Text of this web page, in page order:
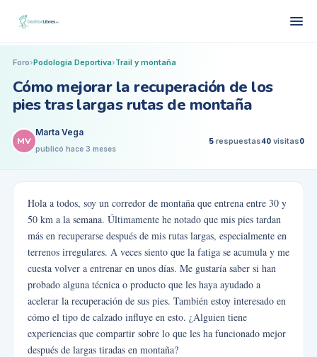
Foro›Podología Deportiva›Trail y montaña
Cómo mejorar la recuperación de los
pies tras largas rutas de montaña
MV
Marta Vega
publicó hace 3 meses
5 respuestas40 visitas0
Hola a todos, soy un corredor de montaña que entrena entre 30 y
50 km a la semana. Últimamente he notado que mis pies tardan
más en recuperarse después de mis rutas largas, especialmente en
terrenos irregulares. A veces siento que la fatiga se acumula y me
cuesta volver a entrenar en unos días. Me gustaría saber si han
probado alguna técnica o producto que les haya ayudado a
acelerar la recuperación de sus pies. También estoy interesado en
cómo el tipo de calzado influye en esto. ¿Alguien tiene
experiencias que compartir sobre lo que les ha funcionado mejor
después de largas tiradas en montaña?